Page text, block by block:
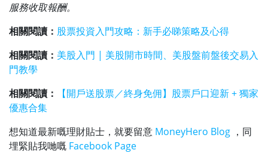
服務收取報酬。
相關閱讀： 股票投資入門攻略：新手必睇策略及心得
相關閱讀： 美股入門 | 美股開市時間、美股盤前盤後交易入
門教學
相關閱讀：
【開戶送股票／終身免佣】股票戶口迎新 + 獨家
優惠合集
想知道最新嘅理財貼士，就要留意 MoneyHero Blog ，同
埋緊貼我哋嘅 Facebook Page